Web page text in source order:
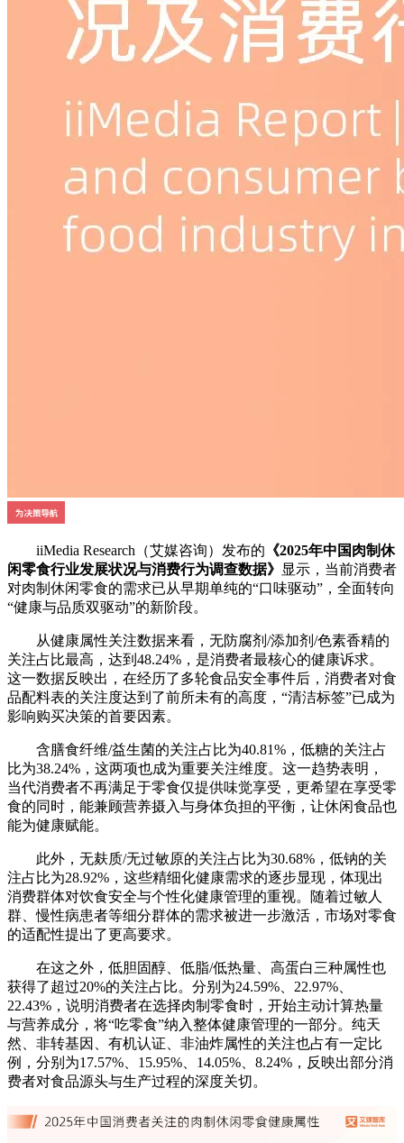
iiMedia Research（艾媒咨询）发布的 《2025年中国肉制休
闲零食行业发展状况与消费行为调查数据》 显示，当前消费者
对肉制休闲零食的需求已从早期单纯的“口味驱动”，全面转向
“健康与品质双驱动”的新阶段。
从健康属性关注数据来看，无防腐剂/添加剂/色素香精的
关注占比最高，达到48.24%，是消费者最核心的健康诉求。
这一数据反映出，在经历了多轮食品安全事件后，消费者对食
品配料表的关注度达到了前所未有的高度，“清洁标签”已成为
影响购买决策的首要因素。
含膳食纤维/益生菌的关注占比为40.81%，低糖的关注占
比为38.24%，这两项也成为重要关注维度。这一趋势表明，
当代消费者不再满足于零食仅提供味觉享受，更希望在享受零
食的同时，能兼顾营养摄入与身体负担的平衡，让休闲食品也
能为健康赋能。
此外，无麸质/无过敏原的关注占比为30.68%，低钠的关
注占比为28.92%，这些精细化健康需求的逐步显现，体现出
消费群体对饮食安全与个性化健康管理的重视。随着过敏人
群、慢性病患者等细分群体的需求被进一步激活，市场对零食
的适配性提出了更高要求。
在这之外，低胆固醇、低脂/低热量、高蛋白三种属性也
获得了超过20%的关注占比。分别为24.59%、22.97%、
22.43%，说明消费者在选择肉制零食时，开始主动计算热量
与营养成分，将“吃零食”纳入整体健康管理的一部分。纯天
然、非转基因、有机认证、非油炸属性的关注也占有一定比
例，分别为17.57%、15.95%、14.05%、8.24%，反映出部分消
费者对食品源头与生产过程的深度关切。